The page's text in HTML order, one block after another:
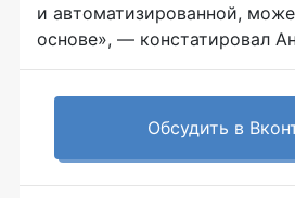
и автоматизированной,
основе», — констатировал
Обсудить в